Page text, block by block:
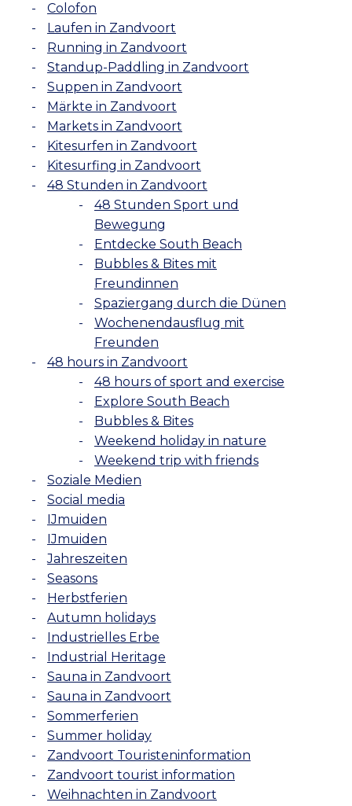
Colofon
Laufen in Zandvoort
Running in Zandvoort
Standup-Paddling in Zandvoort
Suppen in Zandvoort
Märkte in Zandvoort
Markets in Zandvoort
Kitesurfen in Zandvoort
Kitesurfing in Zandvoort
48 Stunden in Zandvoort
48 Stunden Sport und
Bewegung
Entdecke South Beach
Bubbles & Bites mit
Freundinnen
Spaziergang durch die Dünen
Wochenendausflug mit
Freunden
48 hours in Zandvoort
48 hours of sport and exercise
Explore South Beach
Bubbles & Bites
Weekend holiday in nature
Weekend trip with friends
Soziale Medien
Social media
IJmuiden
IJmuiden
Jahreszeiten
Seasons
Herbstferien
Autumn holidays
Industrielles Erbe
Industrial Heritage
Sauna in Zandvoort
Sauna in Zandvoort
Sommerferien
Summer holiday
Zandvoort Touristeninformation
Zandvoort tourist information
Weihnachten in Zandvoort